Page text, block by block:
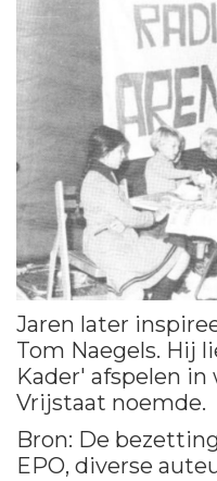
Jaren later
Tom Naegels. Hij
Kader' afspelen
Vrijstaat noemde.
Bron: De
EPO, diverse